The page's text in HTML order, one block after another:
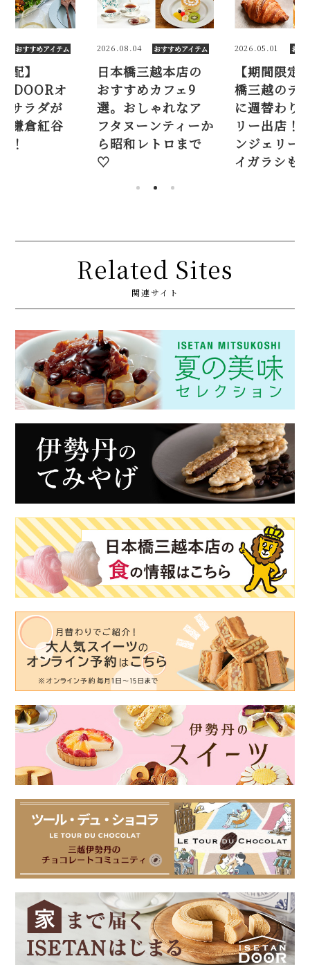
おすすめアイテム
配】
DOORオ
サラダが
鎌倉紅谷
！
2026.08.04 おすすめアイテム
日本橋三越本店の
おすすめカフェ9
選。おしゃれなア
フタヌーンティーか
ら昭和レトロまで
♡
2026.05.01 おす
【期間限定
橋三越のデ
に週替わり
リー出店！
ンジェリー
イガラシも♡
Related Sites
関連サイト